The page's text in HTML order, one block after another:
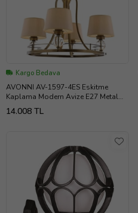
Kargo Bedava
AVONNI AV-1597-4ES Eskitme
Kaplama Modern Avize E27 Metal
Cam Kumaş 52cm
14.008 TL